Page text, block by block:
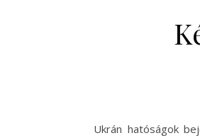
Ukrán hatóságok